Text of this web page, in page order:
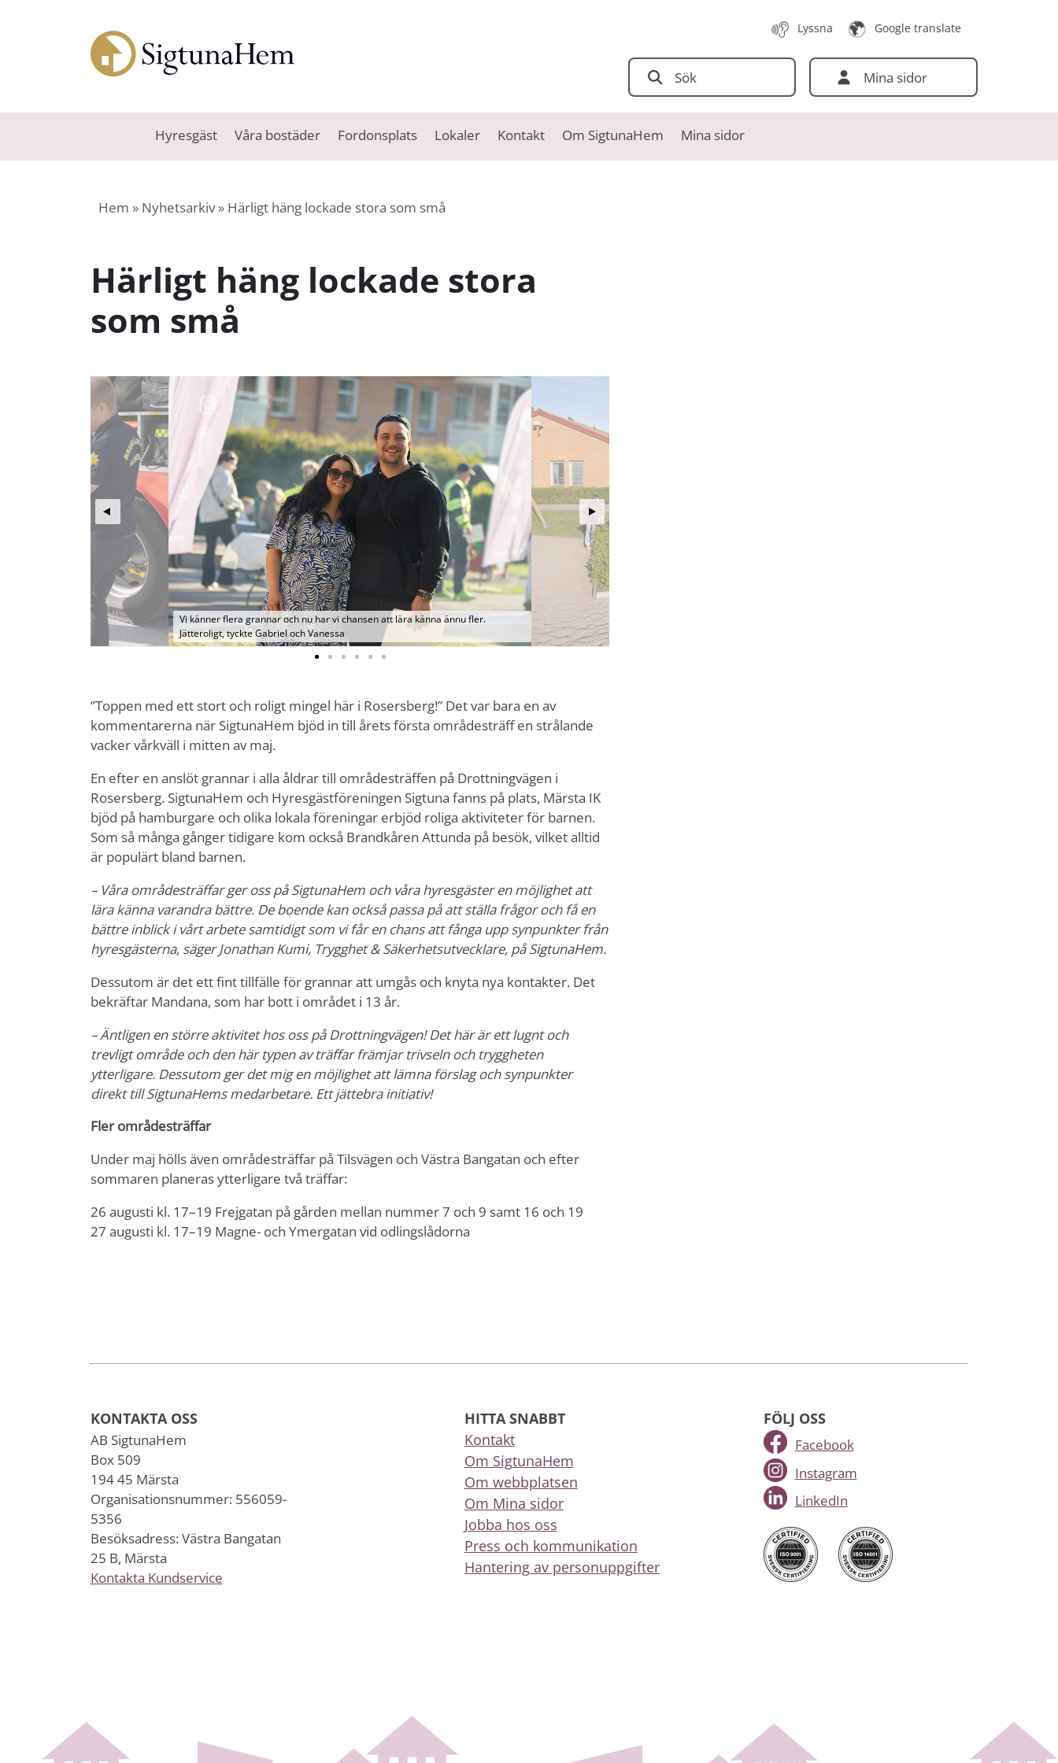
Lyssna Google translate
Sök Mina sidor
Hyresgäst Våra bostäder Fordonsplats Lokaler Kontakt Om SigtunaHem Mina sidor
Hem » Nyhetsarkiv» Härligt häng lockade stora som små
Härligt häng lockade stora
som små
Vi känner flera grannar och nu har vi chansen att lära känna ännu fler.
Jätteroligt, tyckte Gabriel och Vanessa
”Toppen med ett stort och roligt mingel här i Rosersberg!” Det var bara en av
kommentarerna när SigtunaHem bjöd in till årets första områdesträff en strålande
vacker vårkväll i mitten av maj.
En efter en anslöt grannar i alla åldrar till områdesträffen på Drottningvägen i
Rosersberg. SigtunaHem och Hyresgästföreningen Sigtuna fanns på plats, Märsta IK
bjöd på hamburgare och olika lokala föreningar erbjöd roliga aktiviteter för barnen.
Som så många gånger tidigare kom också Brandkåren Attunda på besök, vilket alltid
är populärt bland barnen.
– Våra områdesträffar ger oss på SigtunaHem och våra hyresgäster en möjlighet att
lära känna varandra bättre. De boende kan också passa på att ställa frågor och få en
bättre inblick i vårt arbete samtidigt som vi får en chans att fånga upp synpunkter från
hyresgästerna, säger Jonathan Kumi, Trygghet & Säkerhetsutvecklare, på SigtunaHem.
Dessutom är det ett fint tillfälle för grannar att umgås och knyta nya kontakter. Det
bekräftar Mandana, som har bott i området i 13 år.
– Äntligen en större aktivitet hos oss på Drottningvägen! Det här är ett lugnt och
trevligt område och den här typen av träffar främjar trivseln och tryggheten
ytterligare. Dessutom ger det mig en möjlighet att lämna förslag och synpunkter
direkt till SigtunaHems medarbetare. Ett jättebra initiativ!
Fler områdesträffar
Under maj hölls även områdesträffar på Tilsvägen och Västra Bangatan och efter
sommaren planeras ytterligare två träffar:
26 augusti kl. 17–19 Frejgatan på gården mellan nummer 7 och 9 samt 16 och 19
27 augusti kl. 17–19 Magne- och Ymergatan vid odlingslådorna
KONTAKTA OSS
AB SigtunaHem
Box 509
194 45 Märsta
Organisationsnummer: 556059-
5356
Besöksadress: Västra Bangatan
25 B, Märsta
Kontakta Kundservice
HITTA SNABBT
Kontakt
Om SigtunaHem
Om webbplatsen
Om Mina sidor
Jobba hos oss
Press och kommunikation
Hantering av personuppgifter
FÖLJ OSS
Facebook
Instagram
LinkedIn